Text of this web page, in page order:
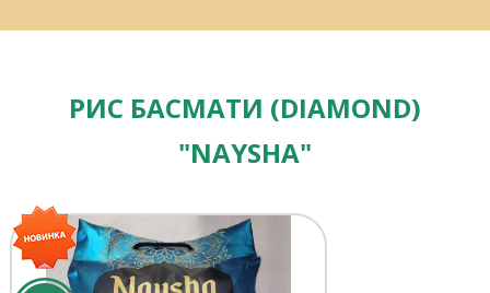
РИС БАСМАТИ (DIAMOND)
"NAYSHA"